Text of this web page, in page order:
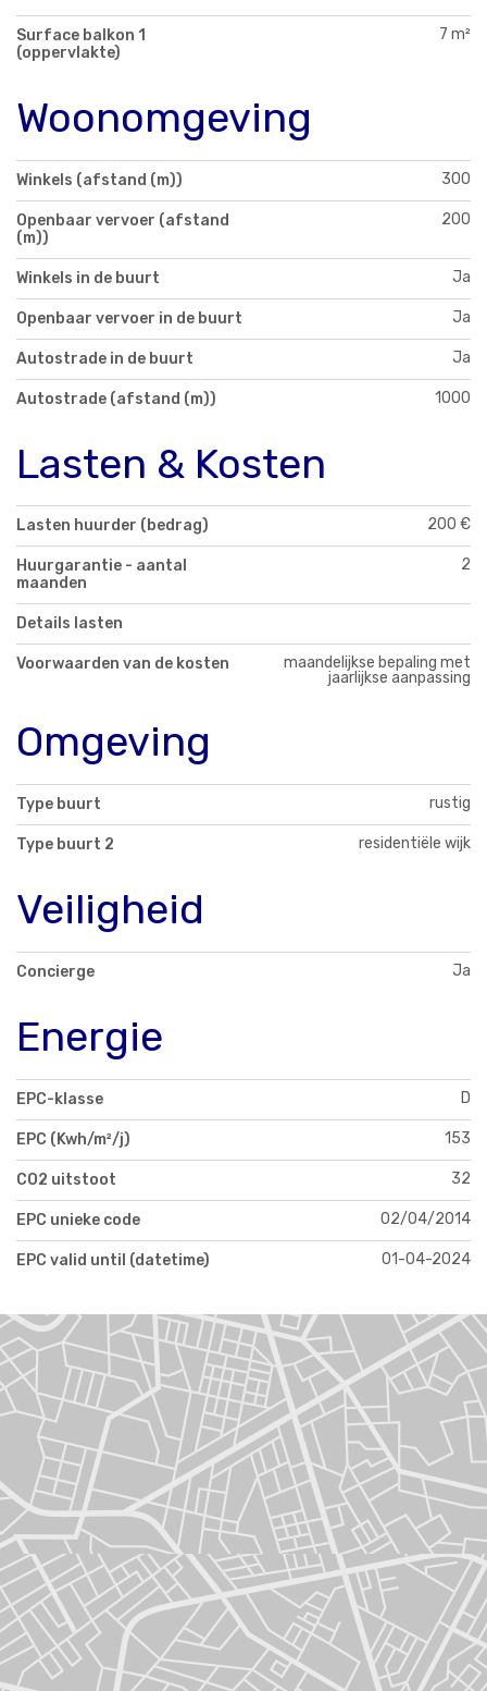
Surface balkon 1
(oppervlakte)
7 m²
Woonomgeving
Winkels (afstand (m)) 300
Openbaar vervoer (afstand
(m))
200
Winkels in de buurt Ja
Openbaar vervoer in de buurt Ja
Autostrade in de buurt Ja
Autostrade (afstand (m)) 1000
Lasten & Kosten
Lasten huurder (bedrag) 200 €
Huurgarantie - aantal
maanden
2
Details lasten
Voorwaarden van de kosten
maandelijkse bepaling met
jaarlijkse aanpassing
Omgeving
Type buurt rustig
Type buurt 2 residentiële wijk
Veiligheid
Concierge Ja
Energie
EPC-klasse D
EPC (Kwh/m²/j) 153
CO2 uitstoot 32
EPC unieke code 02/04/2014
EPC valid until (datetime) 01-04-2024